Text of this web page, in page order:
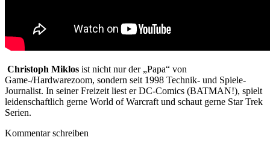
Christoph Miklos ist nicht nur der „Papa“ von
Game-/Hardwarezoom, sondern seit 1998 Technik- und Spiele-
Journalist. In seiner Freizeit liest er DC-Comics (BATMAN!), spielt
leidenschaftlich gerne World of Warcraft und schaut gerne Star Trek
Serien.
Kommentar schreiben